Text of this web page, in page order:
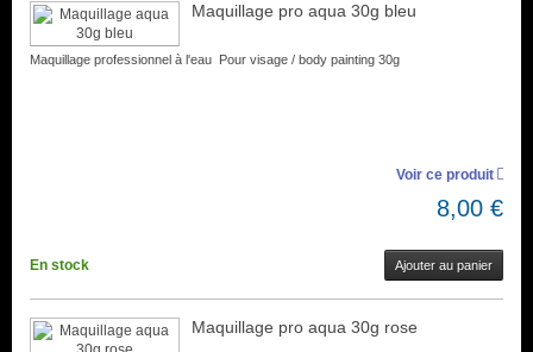
Maquillage pro aqua 30g bleu
Maquillage professionnel à l'eau Pour visage / body painting 30g
Voir ce produit
8,00 €
En stock Ajouter au panier
Maquillage pro aqua 30g rose